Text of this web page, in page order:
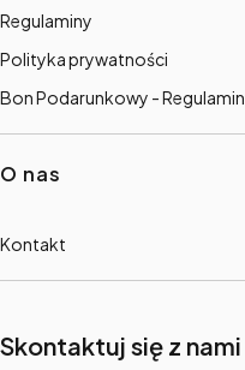
Regulaminy
Polityka prywatności
Bon Podarunkowy - Regulamin
O nas
Kontakt
Skontaktuj się z nami